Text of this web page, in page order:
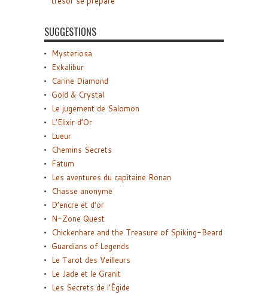
SUGGESTIONS
Mysteriosa
Exkalibur
Carine Diamond
Gold & Crystal
Le jugement de Salomon
L’Elixir d’Or
Lueur
Chemins Secrets
Fatum
Les aventures du capitaine Ronan
Chasse anonyme
D’encre et d’or
N-Zone Quest
Chickenhare and the Treasure of Spiking-Beard
Guardians of Legends
Le Tarot des Veilleurs
Le Jade et le Granit
Les Secrets de l’Égide